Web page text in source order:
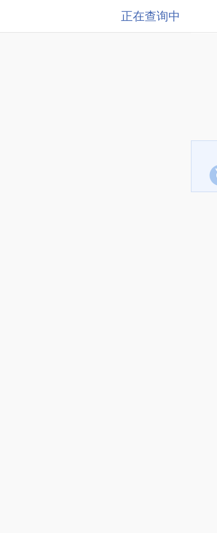
正在查询中